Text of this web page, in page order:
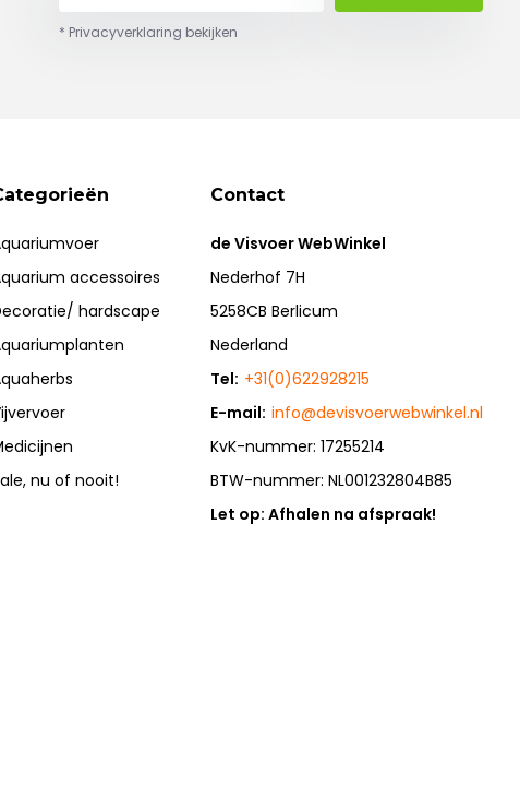
* Privacyverklaring bekijken
accessoires
hardscape
nu of nooit!
Contact
de Visvoer WebWinkel
Nederhof 7H
5258CB Berlicum
Nederland
Tel: +31(0)622928215
E-mail: info@devisvoerwebwinkel.nl
KvK-nummer: 17255214
BTW-nummer: NL001232804B85
Let op: Afhalen na afspraak!